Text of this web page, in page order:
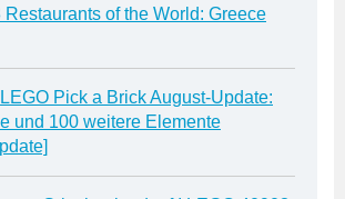
Restaurants of the World: Greece
LEGO Pick a Brick August-Update:
und 100 weitere Elemente